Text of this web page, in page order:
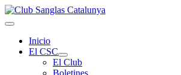
Inicio
El CSC
El Club
Boletines